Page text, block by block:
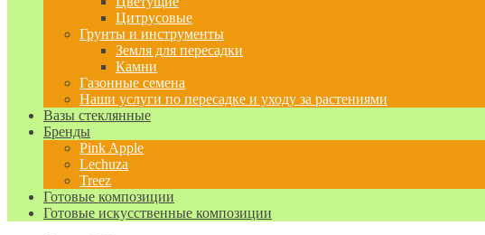
Цитрусовые
Грунты и инструменты
Земля для пересадки
Камни
Газонные семена
Наши услуги по пересадке и уходу за растениями
Вазы стеклянные
Бренды
Pink Apple
Lechuza
Treez
Готовые композиции
Готовые искусственные композиции